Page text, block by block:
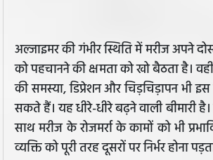
अल्जाइमर की गंभीर स्थिति में मरीज अपने
को पहचानने की क्षमता को खो बैठता है।
की समस्या, डिप्रेशन और चिड़चिड़ापन भी
सकते हैं। यह धीरे-धीरे बढ़ने वाली बीमारी
साथ मरीज के रोजमर्रा के कामों को भी
व्यक्ति को पूरी तरह दूसरों पर निर्भर होना